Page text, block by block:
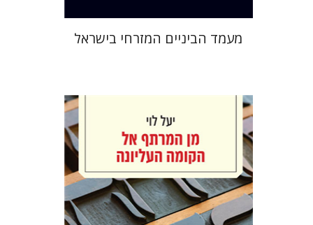
מעמד הביניים המזרחי בישראל
יעל לוי